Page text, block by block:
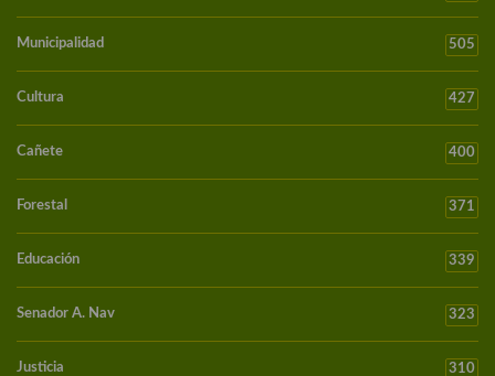
Municipalidad 505
Cultura 427
Cañete 400
Forestal 371
Educación 339
Senador A. Nav 323
Justicia 310